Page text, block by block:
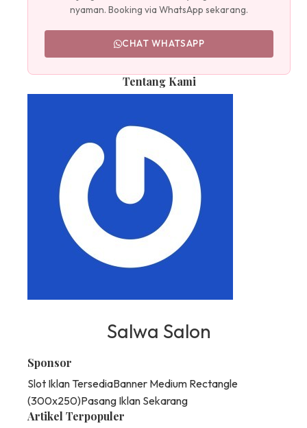
nyaman. Booking via WhatsApp sekarang.
CHAT WHATSAPP
Tentang Kami
Salwa Salon
Sponsor
Slot Iklan TersediaBanner Medium Rectangle
(300x250)Pasang Iklan Sekarang
Artikel Terpopuler